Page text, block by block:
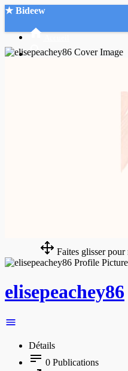
★ Bideew
Faites glisser
elisepeachey86
Détails
0 Publications